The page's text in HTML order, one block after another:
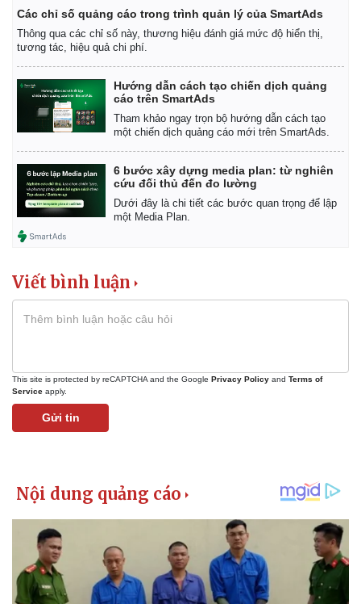
Các chỉ số quảng cáo trong trình quản lý của SmartAds
Thông qua các chỉ số này, thương hiệu đánh giá mức độ hiển thị,
tương tác, hiệu quả chi phí.
Hướng dẫn cách tạo chiến dịch quảng
cáo trên SmartAds
Tham khảo ngay trọn bộ hướng dẫn cách tạo
một chiến dịch quảng cáo mới trên SmartAds.
6 bước xây dựng media plan: từ nghiên
cứu đối thủ đến đo lường
Dưới đây là chi tiết các bước quan trọng để lập
một Media Plan.
Viết bình luận
This site is protected by reCAPTCHA and the Google Privacy Policy and Terms of
Service apply.
Gửi tin